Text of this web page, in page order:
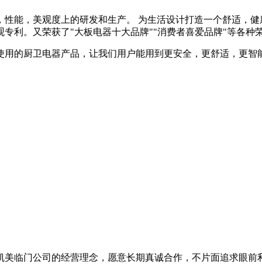
，美观度上的研发和生产。 为生活设计打造一个舒适，健
利。又荣获了"大板电器十大品牌""消费者喜爱品牌"等各种
厨卫电器产品，让我们用户能用到更安全，更舒适，更智
美临门公司的经营理念，愿意长期真诚合作，不片面追求眼前